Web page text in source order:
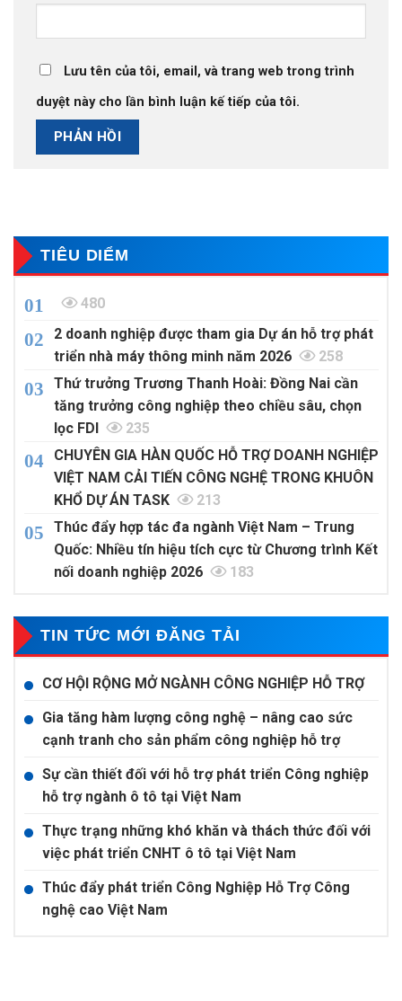
Lưu tên của tôi, email, và trang web trong trình
duyệt này cho lần bình luận kế tiếp của tôi.
TIÊU DIỂM
480
2 doanh nghiệp được tham gia Dự án hỗ trợ phát
triển nhà máy thông minh năm 2026
258
Thứ trưởng Trương Thanh Hoài: Đồng Nai cần
tăng trưởng công nghiệp theo chiều sâu, chọn
lọc FDI
235
CHUYÊN GIA HÀN QUỐC HỖ TRỢ DOANH NGHIỆP
VIỆT NAM CẢI TIẾN CÔNG NGHỆ TRONG KHUÔN
KHỔ DỰ ÁN TASK
213
Thúc đẩy hợp tác đa ngành Việt Nam – Trung
Quốc: Nhiều tín hiệu tích cực từ Chương trình Kết
nối doanh nghiệp 2026
183
TIN TỨC MỚI ĐĂNG TẢI
CƠ HỘI RỘNG MỞ NGÀNH CÔNG NGHIỆP HỖ TRỢ
Gia tăng hàm lượng công nghệ – nâng cao sức
cạnh tranh cho sản phẩm công nghiệp hỗ trợ
Sự cần thiết đối với hỗ trợ phát triển Công nghiệp
hỗ trợ ngành ô tô tại Việt Nam
Thực trạng những khó khăn và thách thức đối với
việc phát triển CNHT ô tô tại Việt Nam
Thúc đẩy phát triển Công Nghiệp Hỗ Trợ Công
nghệ cao Việt Nam